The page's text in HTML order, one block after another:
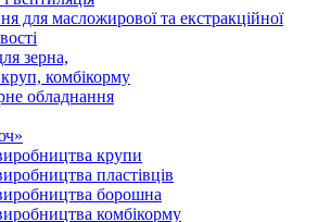
для масложирової та екстракційної
зерна,
комбікорму
обладнання
крупи
пластівців
борошна
комбікорму